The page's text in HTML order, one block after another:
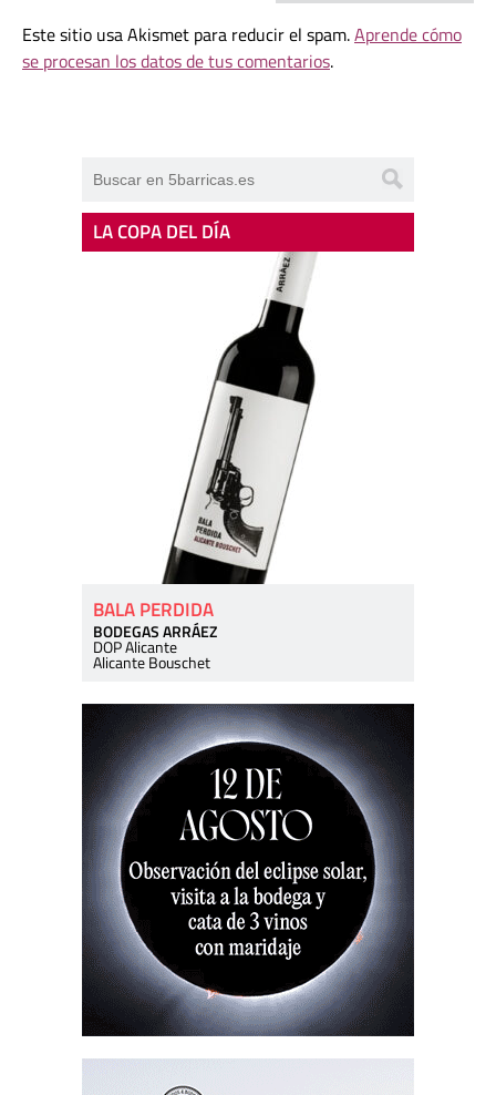
Este sitio usa Akismet para reducir el spam.Aprende cómo
se procesan los datos de tus comentarios.
LA COPA DEL DÍA
BALA PERDIDA
BODEGAS ARRÁEZ
DOP Alicante
Alicante Bouschet